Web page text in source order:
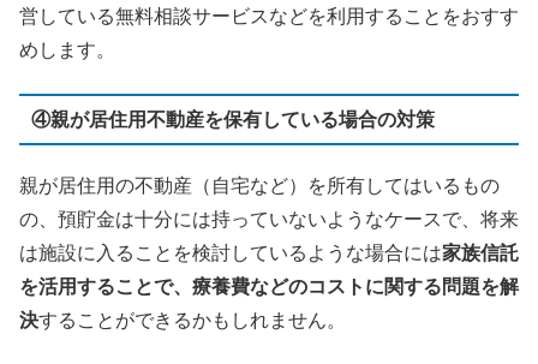
営している無料相談サービスなどを利用することをおすす
めします。
④親が居住用不動産を保有している場合の対策
親が居住用の不動産（自宅など）を所有してはいるもの
の、預貯金は十分には持っていないようなケースで、将来
は施設に入ることを検討しているような場合には家族信託
を活用することで、療養費などのコストに関する問題を解
決することができるかもしれません。